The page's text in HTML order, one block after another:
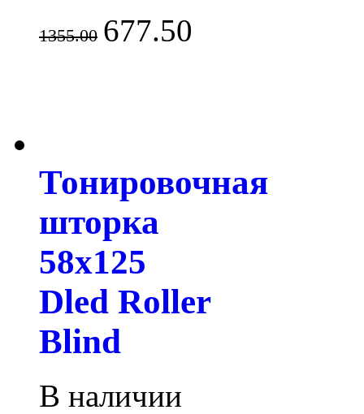
1355.00 677.50
Тонировочная
шторка
58х125
Dled Roller
Blind
В наличии